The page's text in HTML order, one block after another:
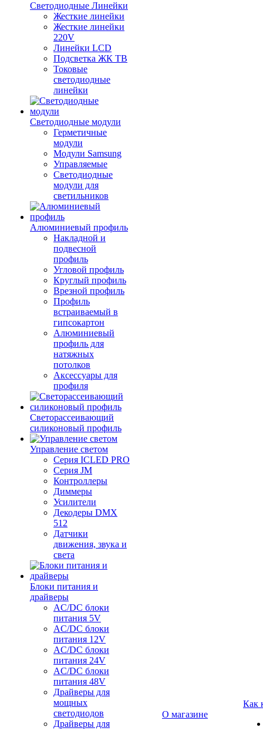
Светодиодные Линейки
Жесткие линейки
Жесткие линейки
220V
Линейки LCD
Подсветка ЖК ТВ
Токовые
светодиодные
линейки
Светодиодные модули
Герметичные
модули
Модули Samsung
Управляемые
Светодиодные
модули для
светильников
Алюминиевый профиль
Накладной и
подвесной
профиль
Угловой профиль
Круглый профиль
Врезной профиль
Профиль
встраиваемый в
гипсокартон
Алюминиевый
профиль для
натяжных
потолков
Аксессуары для
профиля
Светорассеивающий
силиконовый профиль
Управление светом
Серия ICLED PRO
Серия JM
Контроллеры
Диммеры
Усилители
Декодеры DMX
512
Датчики
движения, звука и
света
Блоки питания и
драйверы
AC/DC блоки
питания 5V
AC/DC блоки
питания 12V
AC/DC блоки
питания 24V
AC/DC блоки
питания 48V
Драйверы для
мощных
светодиодов
Драйверы для
О магазине
Как